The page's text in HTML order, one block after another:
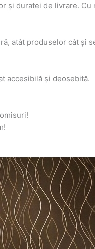
și duratei de livrare.
atât produselor cât și
accesibilă și deosebită.